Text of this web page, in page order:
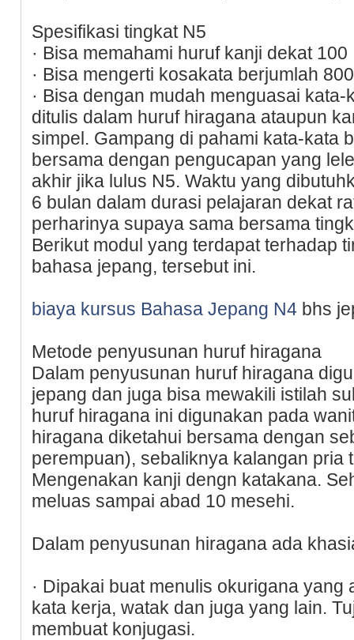
Spesifikasi tingkat N5
· Bisa memahami huruf kanji dekat 100
· Bisa mengerti kosakata berjumlah 800
· Bisa dengan mudah menguasai
ditulis dalam huruf hiragana ataupun
simpel. Gampang di pahami kata-kata
bersama dengan pengucapan yang
akhir jika lulus N5. Waktu yang
6 bulan dalam durasi pelajaran dekat
perharinya supaya sama bersama
Berikut modul yang terdapat terhadap
bahasa jepang, tersebut ini.
biaya kursus Bahasa Jepang N4 bhs
Metode penyusunan huruf hiragana
Dalam penyusunan huruf hiragana
jepang dan juga bisa mewakili istilah
huruf hiragana ini digunakan pada
hiragana diketahui bersama dengan
perempuan), sebaliknya kalangan pria
Mengenakan kanji dengn katakana.
meluas sampai abad 10 mesehi.
Dalam penyusunan hiragana ada
· Dipakai buat menulis okurigana
kata kerja, watak dan juga yang lain.
membuat konjugasi.